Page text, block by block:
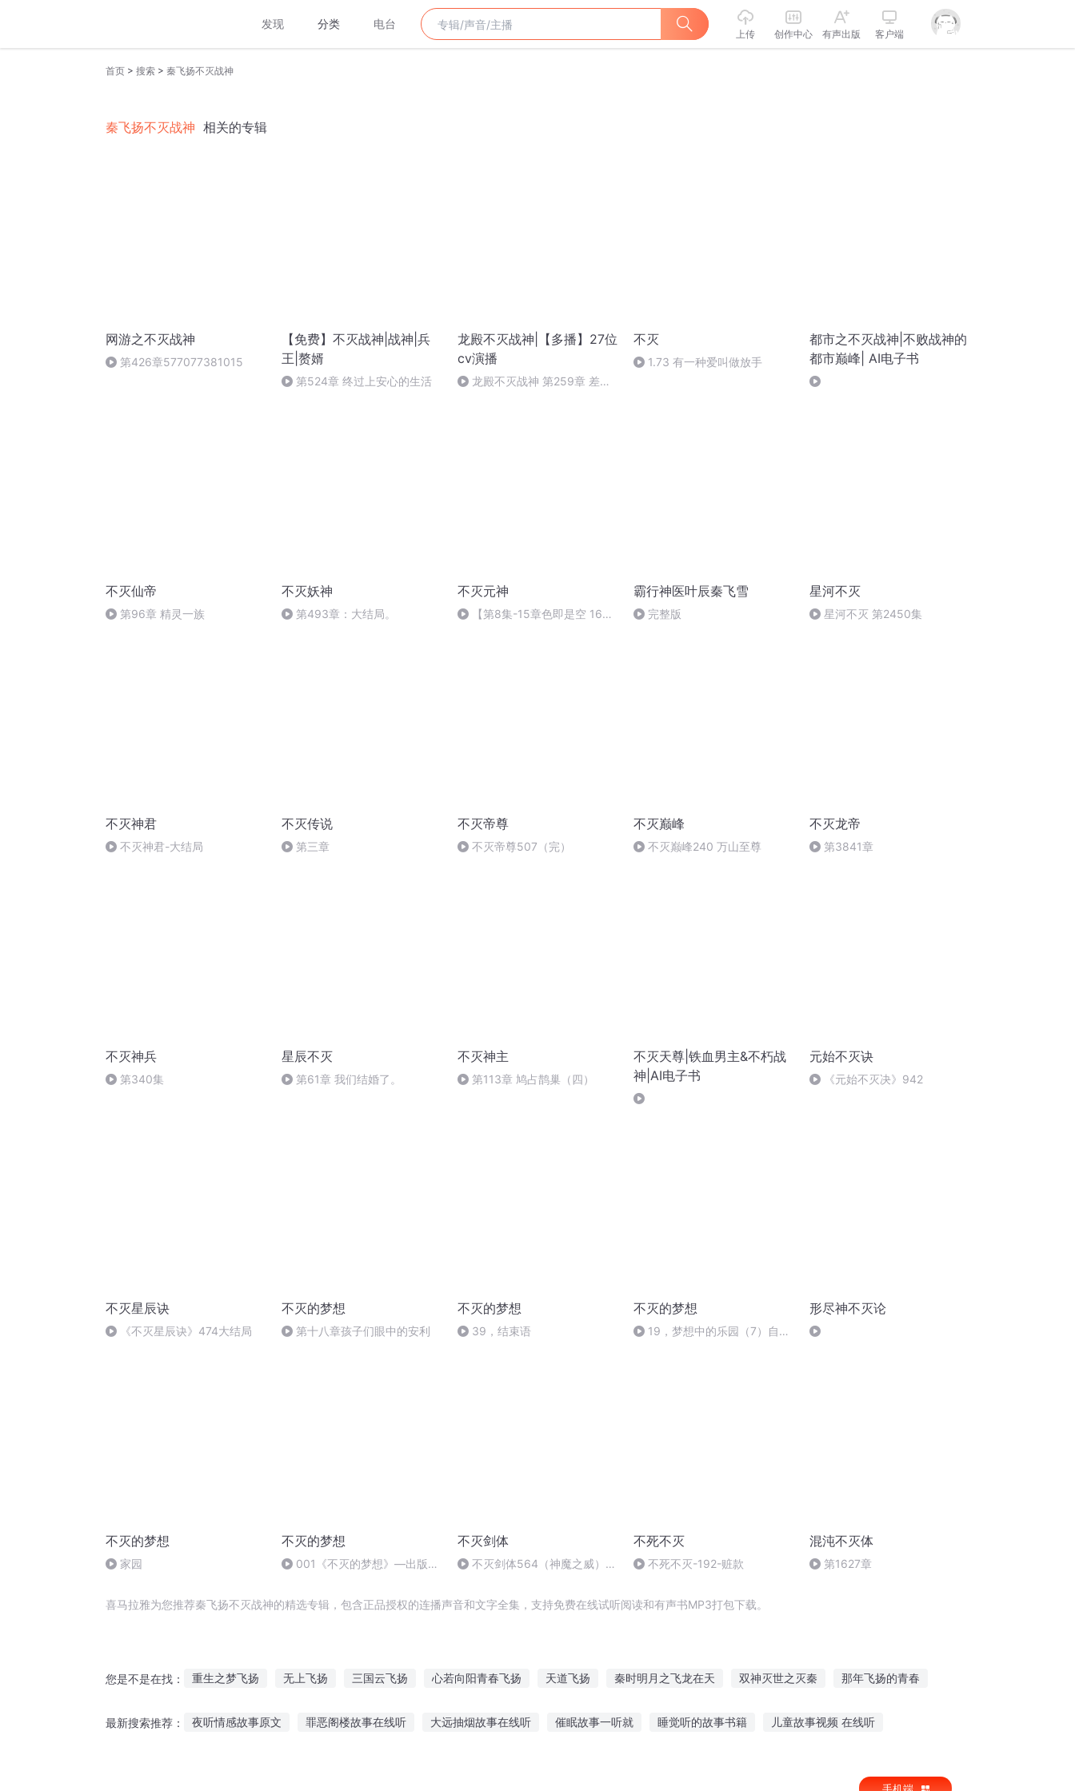
发现 分类 电台
上传 创作中心 有声出版 客户端
首页 > 搜索 > 秦飞扬不灭战神
秦飞扬不灭战神 相关的专辑
网游之不灭战神
第426章577077381015
【免费】不灭战神|战神|兵
王|赘婿
第524章 终过上安心的生活
龙殿不灭战神|【多播】27位
cv演播
龙殿不灭战神 第259章 差距
不灭
1.73 有一种爱叫做放手
都市之不灭战神|不败战神的
都市巅峰| AI电子书
不灭仙帝
第96章 精灵一族
不灭妖神
第493章：大结局。
不灭元神
【第8集-15章色即是空 16
霸行神医叶辰秦飞雪
完整版
星河不灭
星河不灭 第2450集
不灭神君
不灭神君-大结局
不灭传说
第三章
不灭帝尊
不灭帝尊507（完）
不灭巅峰
不灭巅峰240 万山至尊
不灭龙帝
第3841章
不灭神兵
第340集
星辰不灭
第61章 我们结婚了。
不灭神主
第113章 鸠占鹊巢（四）
不灭天尊|铁血男主&不朽战
神|AI电子书
元始不灭诀
《元始不灭决》942
不灭星辰诀
《不灭星辰诀》474大结局
不灭的梦想
第十八章孩子们眼中的安利
不灭的梦想
39，结束语
不灭的梦想
19，梦想中的乐园（7）自由
形尽神不灭论
不灭的梦想
家园
不灭的梦想
001《不灭的梦想》—出版者
不灭剑体
不灭剑体564（神魔之威）
不死不灭
不死不灭-192-赃款
混沌不灭体
第1627章
喜马拉雅为您推荐秦飞扬不灭战神的精选专辑，包含正品授权的连播声音和文字全集，支持免费在线试听阅读和有声书MP3打包下载。
您是不是在找： 重生之梦飞扬 无上飞扬 三国云飞扬 心若向阳青春飞扬 天道飞扬 秦时明月之飞龙在天 双神灭世之灭秦 那年飞扬的青春
最新搜索推荐： 夜听情感故事原文 罪恶阁楼故事在线听 大远抽烟故事在线听 催眠故事一听就 睡觉听的故事书籍 儿童故事视频 在线听